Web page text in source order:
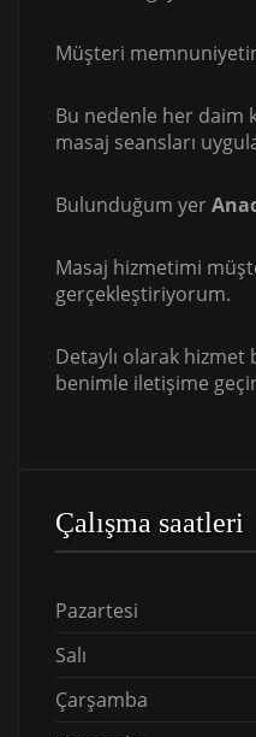
Müşteri
Bu nedenle her daim
masaj seansları
Bulunduğum yer
Masaj hizmetimi
gerçekleştiriyorum.
Detaylı olarak
benimle iletişime
Çalışma saatleri
Pazartesi
Salı
Çarşamba